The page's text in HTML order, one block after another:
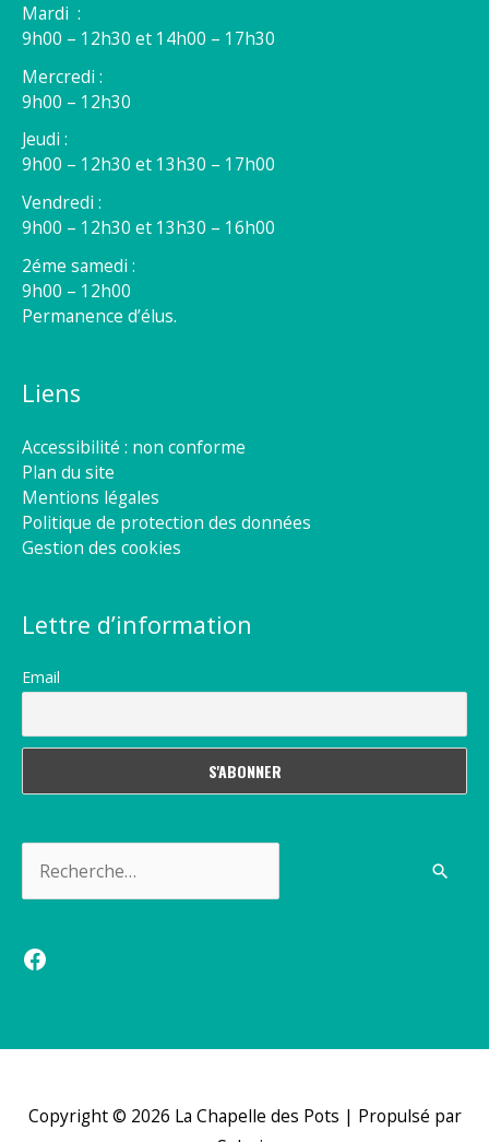
Mardi :
9h00 – 12h30 et 14h00 – 17h30
Mercredi :
9h00 – 12h30
Jeudi :
9h00 – 12h30 et 13h30 – 17h00
Vendredi :
9h00 – 12h30 et 13h30 – 16h00
2éme samedi :
9h00 – 12h00
Permanence d’élus.
Liens
Accessibilité : non conforme
Plan du site
Mentions légales
Politique de protection des données
Gestion des cookies
Lettre d’information
Email
Facebook
Copyright © 2026 La Chapelle des Pots | Propulsé par